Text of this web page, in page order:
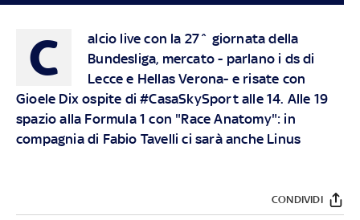
C
alcio live con la 27^ giornata della
Bundesliga, mercato - parlano i ds di
Lecce e Hellas Verona- e risate con
Gioele Dix ospite di #CasaSkySport alle 14. Alle 19
spazio alla Formula 1 con "Race Anatomy": in
compagnia di Fabio Tavelli ci sarà anche Linus
CONDIVIDI